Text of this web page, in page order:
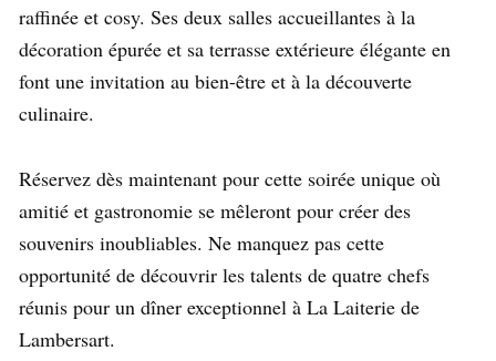
raffinée et cosy. Ses deux salles accueillantes à la
décoration épurée et sa terrasse extérieure élégante en
font une invitation au bien-être et à la découverte
culinaire.
Réservez dès maintenant pour cette soirée unique où
amitié et gastronomie se mêleront pour créer des
souvenirs inoubliables. Ne manquez pas cette
opportunité de découvrir les talents de quatre chefs
réunis pour un dîner exceptionnel à La Laiterie de
Lambersart.